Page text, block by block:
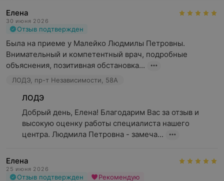
Елена
30 июня 2026
Отзыв подтвержден
Была на приеме у Малейко Людмилы Петровны.
Внимательный и компетентный врач, подробные
объяснения, позитивная обстановка...
ЛОДЭ, пр-т Независимости, 58А
ЛОДЭ
Добрый день, Елена! Благодарим Вас за отзыв и
высокую оценку работы специалиста нашего
центра. Людмила Петровна - замеча...
Елена
25 июня 2026
Отзыв подтвержден Рекомендую